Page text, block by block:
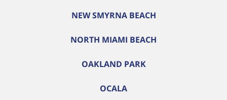
NEW SMYRNA BEACH
NORTH MIAMI BEACH
OAKLAND PARK
OCALA